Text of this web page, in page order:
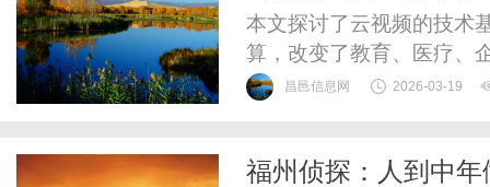
本文探讨了云视频的技术
算，改变了教育、医疗、
活性高，但也面临网络依
昌邑信息网 2026-03-19
福州侦探：人到中